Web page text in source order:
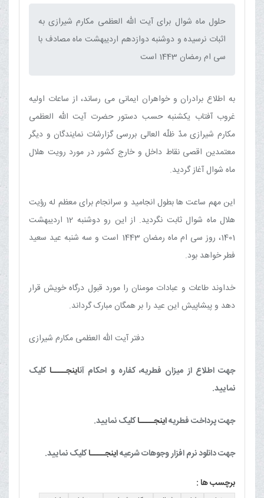
حلول ماه شوال برای آیت الله العظمی مکارم شیرازی به
اثبات نرسیده و دوشنبه دوازدهم اردیبهشت ماه مصادف با
سی ام رمضان 1443 است‌ ‌
به اطلاع برادران و خواهران ایمانی می رساند، از ساعات اولیه
غروب آفتاب یکشنبه حسب دستور حضرت آیت الله العظمی
مکارم شیرازی مدّ ظلّه العالی بررسی گزارشات نمایندگان و دیگر
معتمدین اقصی نقاط داخل و خارج کشور در مورد رویت هلال
ماه شوال آغاز گردید.
این مهم ساعت ها بطول انجامید و سرانجام برای معظم له رؤیت
هلال ماه شوال ثابت نگردید. از این رو دوشنبه 12 اردیبهشت
1401، روز سی ام ماه رمضان 1443 است و سه شنبه عید سعید
فطر خواهد بود.
خداوند طاعات و عبادات مومنان را مورد قبول درگاه خویش قرار
دهد و پبشاپیش این عید را بر همگان مبارک گرداند.
دفتر آیت الله العظمی مکارم شیرازی
جهت اطلاع از میزان فطریه، کفاره و احکام آناینجــــاکلیک
نمایید.
جهت پرداخت فطریهاینجــــاکلیک نمایید.
جهت دانلود نرم افزار وجوهات شرعیهاینجــــاکلیک نمایید.
برچسب ها :